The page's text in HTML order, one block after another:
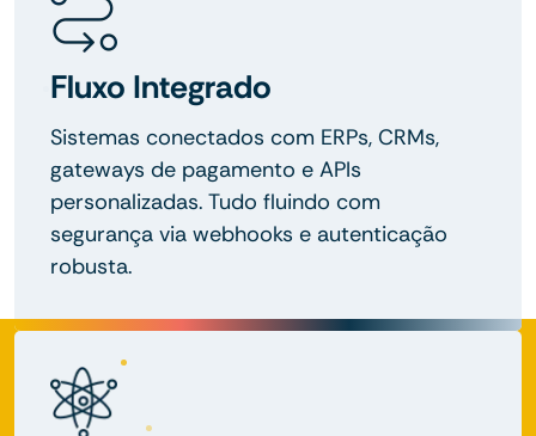
Fluxo Integrado
Sistemas conectados com ERPs, CRMs,
gateways de pagamento e APIs
personalizadas. Tudo fluindo com
segurança via webhooks e autenticação
robusta.